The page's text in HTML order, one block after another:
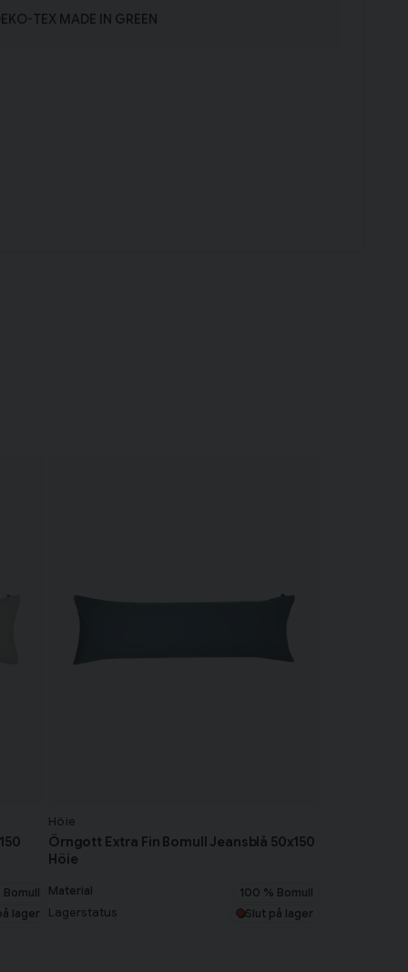
TEX MADE IN GREEN
Bomull
lager
Höie
Örngott Extra Fin Bomull Jeansblå 50x150
Höie
Material 100 % Bomull
Lagerstatus Slut på lager